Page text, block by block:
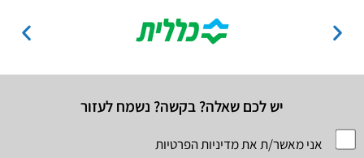
יש לכם שאלה? בקשה? נשמח לעזור
אני מאשר/ת את מדיניות הפרטיות